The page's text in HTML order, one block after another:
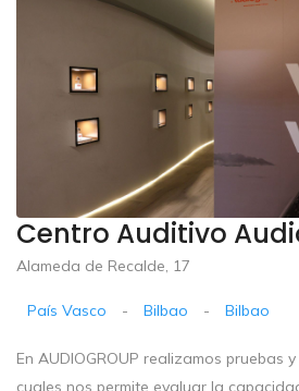
Centro Auditivo
Alameda de Recalde, 17
País Vasco - Bilbao - Bilbao
En AUDIOGROUP realizamos pruebas
cuales nos permite evaluar la